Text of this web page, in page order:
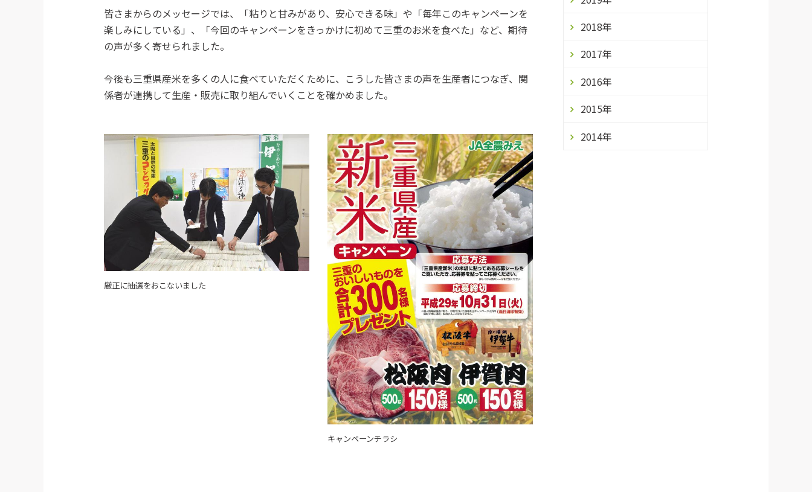
皆さまからのメッセージでは、「粘りと甘みがあり、安心できる味」や「毎年このキャンペーンを
楽しみにしている」、「今回のキャンペーンをきっかけに初めて三重のお米を食べた」など、期待
の声が多く寄せられました。
今後も三重県産米を多くの人に食べていただくために、こうした皆さまの声を生産者につなぎ、関
係者が連携して生産・販売に取り組んでいくことを確かめました。
厳正に抽選をおこないました
キャンペーンチラシ
2018年
2017年
2016年
2015年
2014年